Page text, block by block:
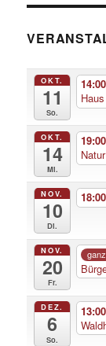
OKT.
11
So.
OKT.
14
Mi.
NOV.
10
Di.
NOV.
20
Fr.
DEZ.
6
So.